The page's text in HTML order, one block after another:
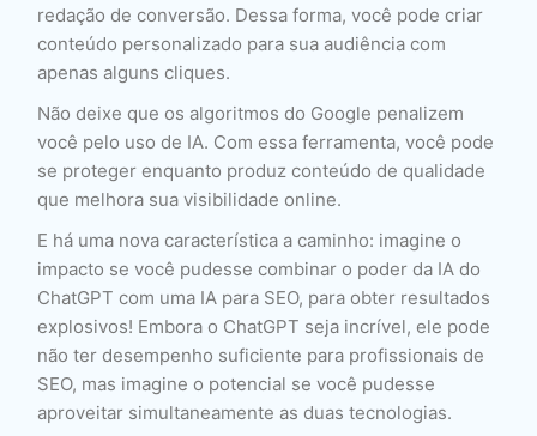
redação de conversão. Dessa forma, você pode criar
conteúdo personalizado para sua audiência com
apenas alguns cliques.
Não deixe que os algoritmos do Google penalizem
você pelo uso de IA. Com essa ferramenta, você pode
se proteger enquanto produz conteúdo de qualidade
que melhora sua visibilidade online.
E há uma nova característica a caminho: imagine o
impacto se você pudesse combinar o poder da IA do
ChatGPT com uma IA para SEO, para obter resultados
explosivos! Embora o ChatGPT seja incrível, ele pode
não ter desempenho suficiente para profissionais de
SEO, mas imagine o potencial se você pudesse
aproveitar simultaneamente as duas tecnologias.